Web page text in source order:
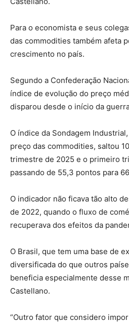
Para o economista e seus
das commodities também afeta
crescimento no país.
Segundo a Confederação
índice de evolução do preço
disparou desde o início da
O índice da Sondagem
preço das commodities, saltou
trimestre de 2025 e o primeiro
passando de 55,3 pontos para
O indicador não ficava tão alto
de 2022, quando o fluxo de
recuperava dos efeitos da
O Brasil, que tem uma base de
diversificada do que outros
beneficia especialmente desse
Castellano.
“Outro fator que considero